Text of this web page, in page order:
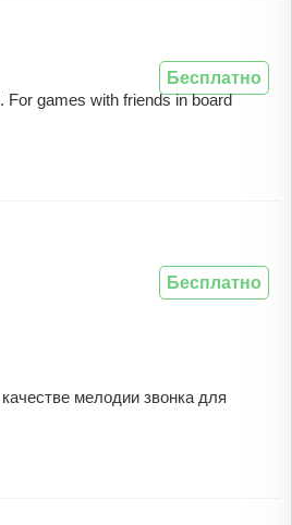
For games with friends in board
Бесплатно
мелодии звонка для
Бесплатно